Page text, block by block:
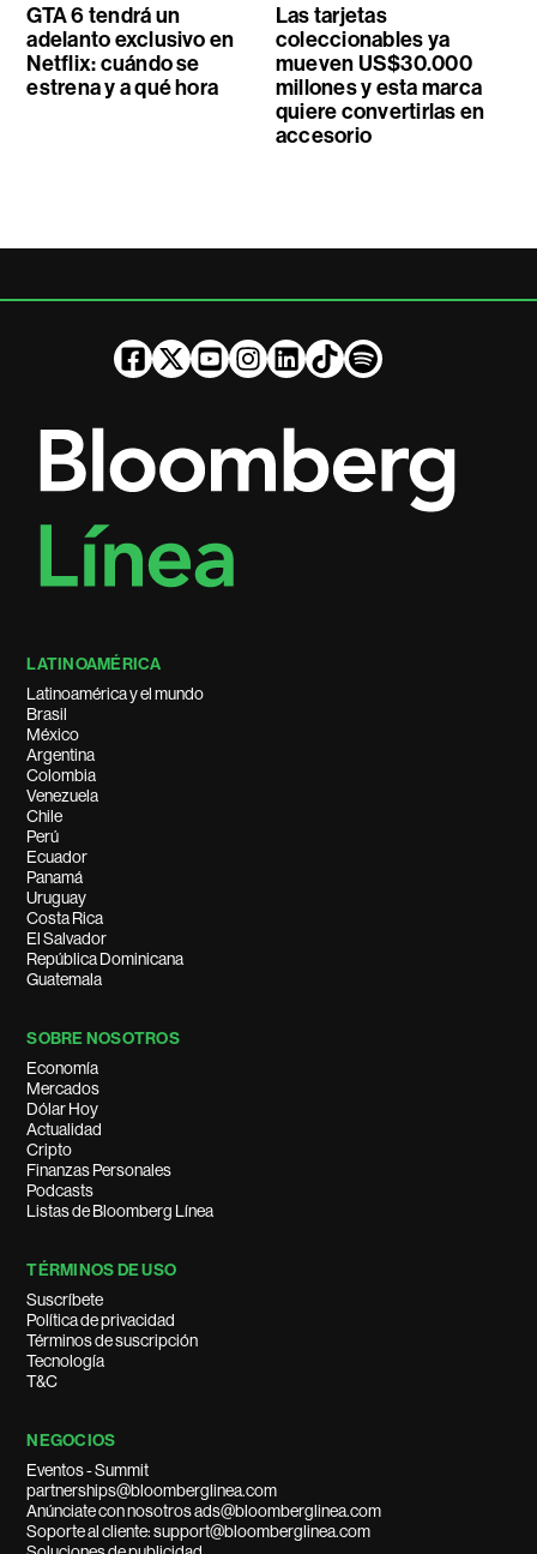
GTA 6 tendrá un
adelanto exclusivo en
Netflix: cuándo se
estrena y a qué hora
Las tarjetas
coleccionables ya
mueven US$30.000
millones y esta marca
quiere convertirlas en
accesorio
LATINOAMÉRICA
Latinoamérica y el mundo
Brasil
México
Argentina
Colombia
Venezuela
Chile
Perú
Ecuador
Panamá
Uruguay
Costa Rica
El Salvador
República Dominicana
Guatemala
SOBRE NOSOTROS
Economía
Mercados
Dólar Hoy
Actualidad
Cripto
Finanzas Personales
Podcasts
Listas de Bloomberg Línea
TÉRMINOS DE USO
Suscríbete
Política de privacidad
Términos de suscripción
Tecnología
T&C
NEGOCIOS
Eventos - Summit
partnerships@bloomberglinea.com
Anúnciate con nosotros ads@bloomberglinea.com
Soporte al cliente: support@bloomberglinea.com